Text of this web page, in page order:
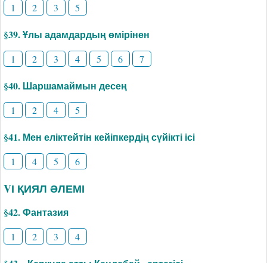
1 2 3 5
§39. Ұлы адамдардың өмірінен
1 2 3 4 5 6 7
§40. Шаршамаймын десең
1 2 4 5
§41. Мен еліктейтін кейіпкердің сүйікті ісі
1 4 5 6
VІ ҚИЯЛ ӘЛЕМІ
§42. Фантазия
1 2 3 4